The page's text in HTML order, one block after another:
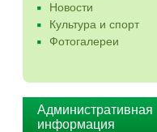
Новости
Культура и спорт
Фотогалереи
Административная
информация